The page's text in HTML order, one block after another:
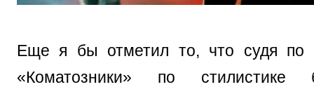
Еще я бы отметил то, что судя по
«Коматозники» по стилистике